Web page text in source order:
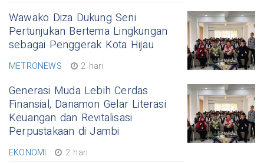
Wawako Diza Dukung Seni
Pertunjukan Bertema Lingkungan
sebagai Penggerak Kota Hijau
METRONEWS 2 hari
Generasi Muda Lebih Cerdas
Finansial, Danamon Gelar Literasi
Keuangan dan Revitalisasi
Perpustakaan di Jambi
EKONOMI 2 hari